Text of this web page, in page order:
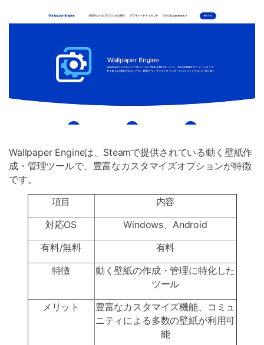
Wallpaper Engineは、Steamで提供されている動く壁紙作
成・管理ツールで、豊富なカスタマイズオプションが特徴
です。
項目
内容
対応OS
Windows、Android
有料/無料
有料
特徴
動く壁紙の作成・管理に特化した
ツール
メリット
豊富なカスタマイズ機能、コミュ
ニティによる多数の壁紙が利用可
能